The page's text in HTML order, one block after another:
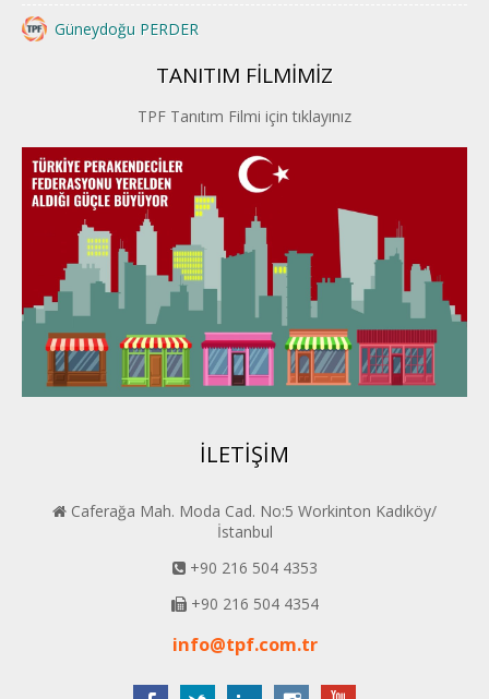
Güneydoğu PERDER
İstanbul PERDER
İpek Yolu PERDER
Kayseri PERDER
Karadeniz Perder
Konya PERDER
Van PERDER
BEYPER
TANITIM FİLMİMİZ
TPF Tanıtım Filmi için tıklayınız
İLETİŞİM
Caferağa Mah. Moda Cad. No:5 Workinton Kadıköy/
İstanbul
+90 216 504 4353
+90 216 504 4354
info@tpf.com.tr